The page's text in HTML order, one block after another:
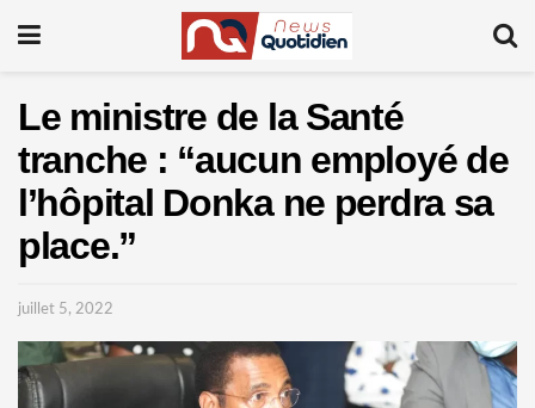
Le ministre de la Santé
tranche : “aucun employé de
l’hôpital Donka ne perdra sa
place.”
juillet 5, 2022